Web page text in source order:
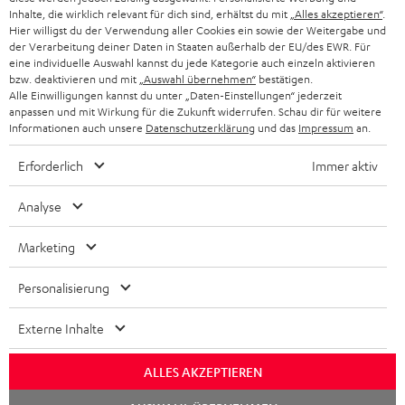
KOPFHÖRER
BLUETOOTH-KOPFHÖRER
STEREOANLAGEN
LAUTSPRECHER
ULTIMA-SERIE
IN-EAR-KOPFHÖRER
FANSHOP
NEUHEITEN
BLOG
NEWSLETTER
STORES
DEINE VORTEILE BEI TEUFEL
UNSER MANAGEMENT
NACHHALTIGKEIT
UNSERE WERTE
BILDUNGSRABATT
NIEDERLANDE
BELGIEN
FRANKREICH
POLEN
SPANIEN
ITALIEN
Technische Änderungen, Tippfehler und Irrtum vorbehalten. Das auf unseren
Fotos abgebildete Zubehör ist nicht im Lieferumfang enthalten. Etwaige
Entsorgungsgebühren für Batterien sind im Preis inbegriffen.
Inhalte, die wirklich relevant für dich sind, erhältst du mit „Alles akzeptieren“.
Hier willigst du der Verwendung aller Cookies ein sowie der Weitergabe und
der Verarbeitung deiner Daten in Staaten außerhalb der EU/des EWR. Für
eine individuelle Auswahl kannst du jede Kategorie auch einzeln aktivieren
bzw. deaktivieren und mit „Auswahl übernehmen“ bestätigen.
Alle Einwilligungen kannst du unter „Daten-Einstellungen“ jederzeit
anpassen und mit Wirkung für die Zukunft widerrufen. Schau dir für weitere
Informationen auch unsere Datenschutzerklärung und das Impressum an.
Erforderlich Immer aktiv
Analyse
Marketing
Personalisierung
Externe Inhalte
ALLES AKZEPTIEREN